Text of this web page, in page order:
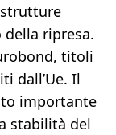
ripresa.
titoli
dall’Ue. Il
importante
stabilità del